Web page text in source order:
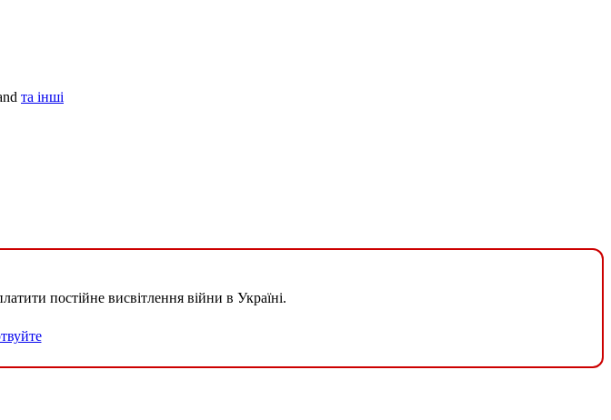
та інші
постійне висвітлення війни в Україні.